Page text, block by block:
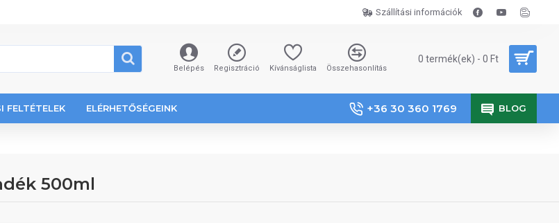
Szállítási információk
Belépés Regisztráció Kívánságlista Összehasonlítás
0 termék(ek) - 0 Ft
FELTÉTELEK ELÉRHETŐSÉGEINK +36 30 360 1769 BLOG
500ml